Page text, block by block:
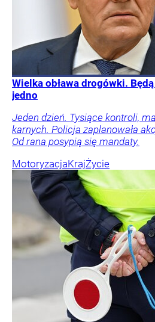
Wielka obława drogówki.
jedno
Jeden dzień. Tysiące kontroli,
karnych. Policja zaplanowała
Od rana posypią się mandaty.
MotoryzacjaKrajŻycie